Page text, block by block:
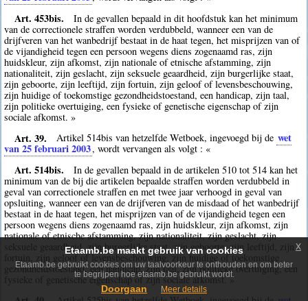
Art. 453bis.
In de gevallen bepaald in dit hoofdstuk kan het minimum
van de correctionele straffen worden verdubbeld, wanneer een van de
drijfveren van het wanbedrijf bestaat in de haat tegen, het misprijzen van of
de vijandigheid tegen een persoon wegens diens zogenaamd ras, zijn
huidskleur, zijn afkomst, zijn nationale of etnische afstamming, zijn
nationaliteit, zijn geslacht, zijn seksuele geaardheid, zijn burgerlijke staat,
zijn geboorte, zijn leeftijd, zijn fortuin, zijn geloof of levensbeschouwing,
zijn huidige of toekomstige gezondheidstoestand, een handicap, zijn taal,
zijn politieke overtuiging, een fysieke of genetische eigenschap of zijn
sociale afkomst. »
Art. 39. Artikel 514bis van hetzelfde Wetboek, ingevoegd bij de wet
van 25 februari 2003, wordt vervangen als volgt : «
Art. 514bis.
In de gevallen bepaald in de artikelen 510 tot 514 kan het
minimum van de bij die artikelen bepaalde straffen worden verdubbeld in
geval van correctionele straffen en met twee jaar verhoogd in geval van
opsluiting, wanneer een van de drijfveren van de misdaad of het wanbedrijf
bestaat in de haat tegen, het misprijzen van of de vijandigheid tegen een
persoon wegens diens zogenaamd ras, zijn huidskleur, zijn afkomst, zijn
nationale of etnische afstamming, zijn nationaliteit, zijn geslacht, zijn
seksuele geaardheid, zijn burgerlijke staat, zijn geboorte, zijn leeftijd, zijn
fortuin, zijn geloof of levensbeschouwing, zijn huidige of toekomstige
gezondheidstoestand, een handicap, zijn taal, zijn politieke overtuiging, een
fysieke of genetische eigenschap of zijn sociale afkomst. »
Etaamb.be maakt gebruik van cookies
Etaamb.be gebruikt cookies om uw taalvoorkeur te onthouden en om beter
te begrijpen hoe etaamb.be gebruikt wordt.
Doorgaan Meer details
x